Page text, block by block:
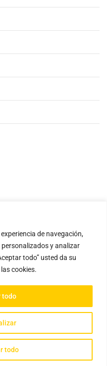
de navegación,
y analizar
todo” usted da su
cookies.
todo
todo
derechos reservados
|Política de Privacidad